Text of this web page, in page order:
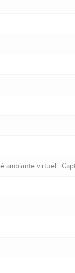
ambiante virtuel |